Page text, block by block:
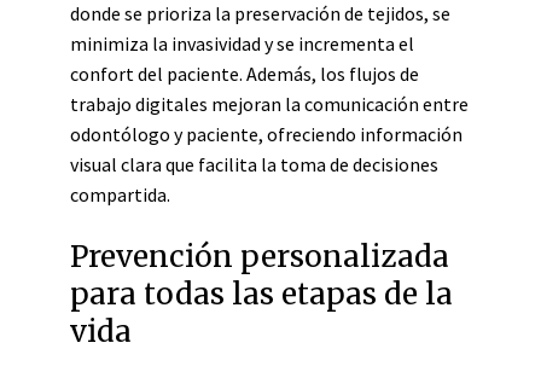
donde se prioriza la preservación de tejidos, se
minimiza la invasividad y se incrementa el
confort del paciente. Además, los flujos de
trabajo digitales mejoran la comunicación entre
odontólogo y paciente, ofreciendo información
visual clara que facilita la toma de decisiones
compartida.
Prevención personalizada
para todas las etapas de la
vida